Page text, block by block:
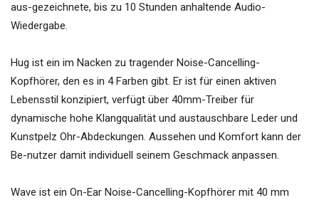
aus-gezeichnete, bis zu 10 Stunden anhaltende Audio-
Wiedergabe.
Hug ist ein im Nacken zu tragender Noise-Cancelling-
Kopfhörer, den es in 4 Farben gibt. Er ist für einen aktiven
Lebensstil konzipiert, verfügt über 40mm-Treiber für
dynamische hohe Klangqualität und austauschbare Leder und
Kunstpelz Ohr-Abdeckungen. Aussehen und Komfort kann der
Be-nutzer damit individuell seinem Geschmack anpassen.
Wave ist ein On-Ear Noise-Cancelling-Kopfhörer mit 40 mm